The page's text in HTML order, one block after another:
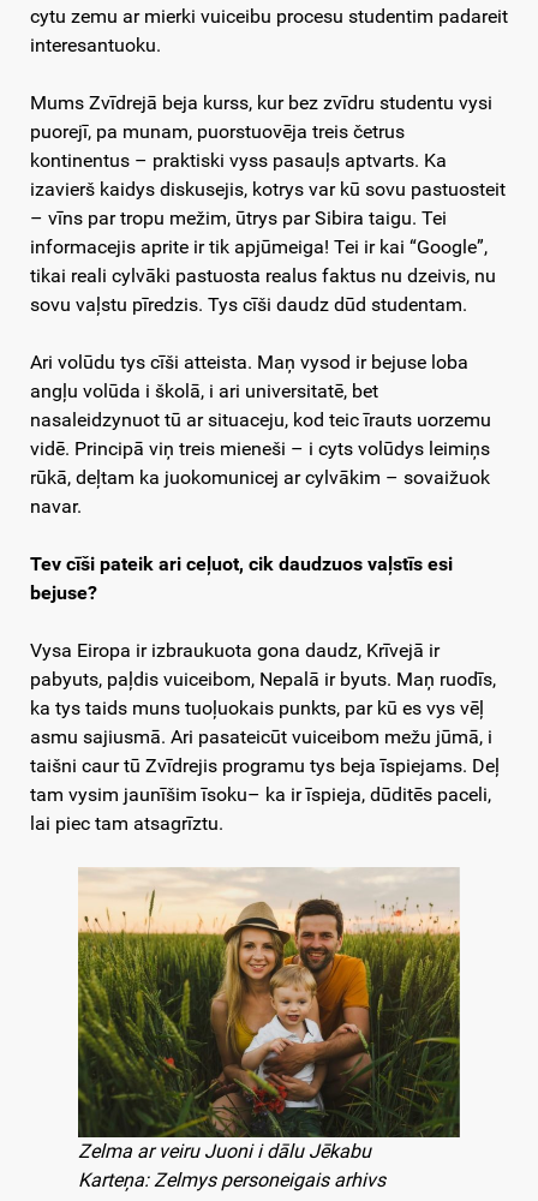
cytu zemu ar mierki vuiceibu procesu studentim padareit
interesantuoku.
Mums Zvīdrejā beja kurss, kur bez zvīdru studentu vysi
puorejī, pa munam, puorstuovēja treis četrus
kontinentus – praktiski vyss pasauļs aptvarts. Ka
izavierš kaidys diskusejis, kotrys var kū sovu pastuosteit
– vīns par tropu mežim, ūtrys par Sibira taigu. Tei
informacejis aprite ir tik apjūmeiga! Tei ir kai “Google”,
tikai reali cylvāki pastuosta realus faktus nu dzeivis, nu
sovu vaļstu pīredzis. Tys cīši daudz dūd studentam.
Ari volūdu tys cīši atteista. Maņ vysod ir bejuse loba
angļu volūda i školā, i ari universitatē, bet
nasaleidzynuot tū ar situaceju, kod teic īrauts uorzemu
vidē. Principā viņ treis mieneši – i cyts volūdys leimiņs
rūkā, deļtam ka juokomunicej ar cylvākim – sovaižuok
navar.
Tev cīši pateik ari ceļuot, cik daudzuos vaļstīs esi
bejuse?
Vysa Eiropa ir izbraukuota gona daudz, Krīvejā ir
pabyuts, paļdis vuiceibom, Nepalā ir byuts. Maņ ruodīs,
ka tys taids muns tuoļuokais punkts, par kū es vys vēļ
asmu sajiusmā. Ari pasateicūt vuiceibom mežu jūmā, i
taišni caur tū Zvīdrejis programu tys beja īspiejams. Deļ
tam vysim jaunīšim īsoku– ka ir īspieja, dūditēs paceli,
lai piec tam atsagrīztu.
Zelma ar veiru Juoni i dālu Jēkabu
Karteņa: Zelmys personeigais arhivs